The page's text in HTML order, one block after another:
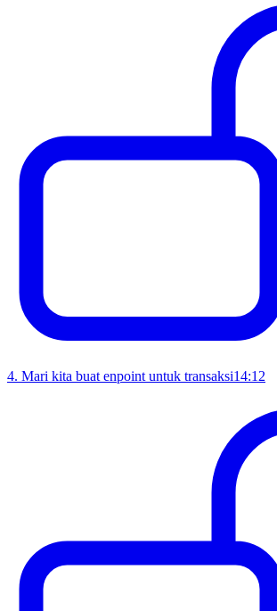
4. Mari kita buat enpoint untuk transaksi14:12